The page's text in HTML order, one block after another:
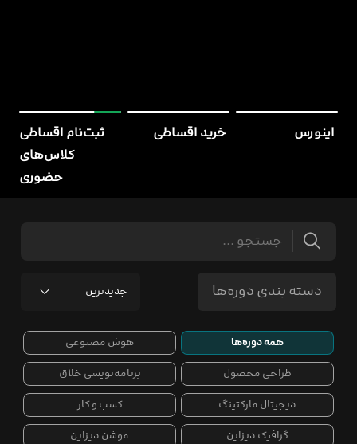
اینورس خرید اقساطی
ثبت‌نام اقساطی
کلاس‌های
حضوری
دسته بندی دوره‌ها جدیدترین
همه دوره‌ها هوش‌ مصنوعی
طراحی محصول برنامه‌نویسی خلاق
دیجیتال مارکتینگ کسب و کار
گرافیک دیزاین موشن دیزاین